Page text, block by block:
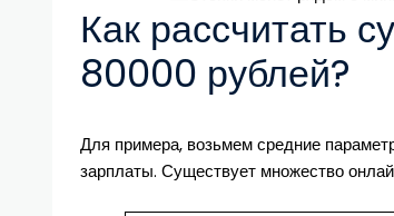
Как рассчитать
80000 рублей?
Для примера, возьмем средние
зарплаты. Существует множество